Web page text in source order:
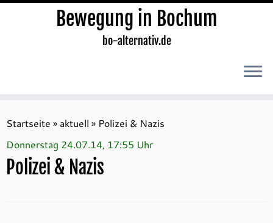
Inhalt
springen
Bewegung in Bochum
bo-alternativ.de
Startseite » aktuell » Polizei & Nazis
Donnerstag 24.07.14, 17:55 Uhr
Polizei & Nazis